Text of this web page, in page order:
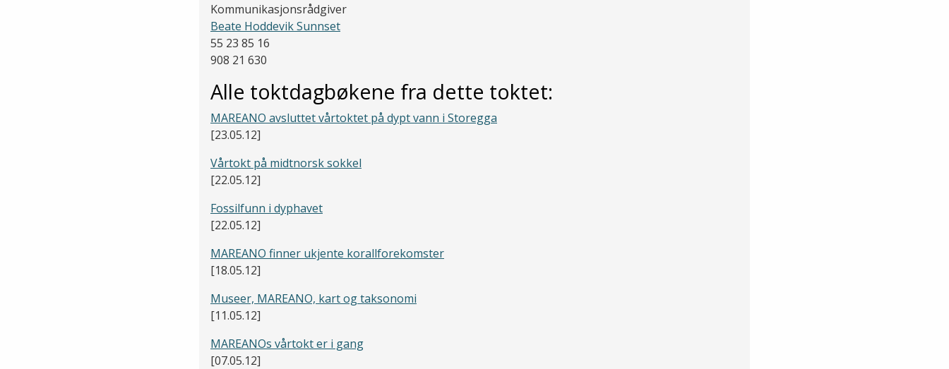
Kommunikasjonsrådgiver
Beate Hoddevik Sunnset
55 23 85 16
908 21 630
Alle toktdagbøkene fra dette toktet:
MAREANO avsluttet vårtoktet på dypt vann i Storegga
[23.05.12]
Vårtokt på midtnorsk sokkel
[22.05.12]
Fossilfunn i dyphavet
[22.05.12]
MAREANO finner ukjente korallforekomster
[18.05.12]
Museer, MAREANO, kart og taksonomi
[11.05.12]
MAREANOs vårtokt er i gang
[07.05.12]